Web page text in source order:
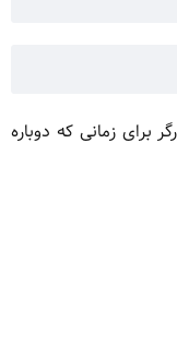
برای زمانی که دوباره